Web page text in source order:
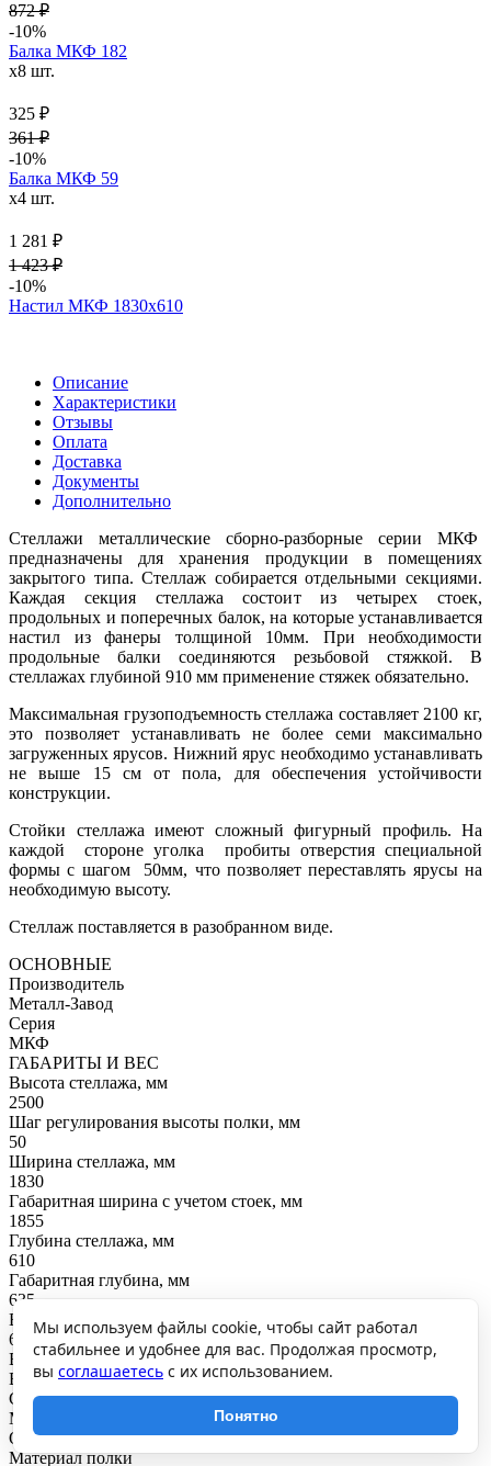
872 ₽
-10%
Балка МКФ 182
x8 шт.
325 ₽
361 ₽
-10%
Балка МКФ 59
x4 шт.
1 281 ₽
1 423 ₽
-10%
Настил МКФ 1830х610
Описание
Характеристики
Отзывы
Оплата
Доставка
Документы
Дополнительно
Стеллажи металлические сборно-разборные серии МКФ
предназначены для хранения продукции в помещениях
закрытого типа. Стеллаж собирается отдельными секциями.
Каждая секция стеллажа состоит из четырех стоек,
продольных и поперечных балок, на которые устанавливается
настил из фанеры толщиной 10мм. При необходимости
продольные балки соединяются резьбовой стяжкой. В
стеллажах глубиной 910 мм применение стяжек обязательно.
Максимальная грузоподъемность стеллажа составляет 2100 кг,
это позволяет устанавливать не более семи максимально
загруженных ярусов. Нижний ярус необходимо устанавливать
не выше 15 см от пола, для обеспечения устойчивости
конструкции.
Стойки стеллажа имеют сложный фигурный профиль. На
каждой стороне уголка пробиты отверстия специальной
формы с шагом 50мм, что позволяет переставлять ярусы на
необходимую высоту.
Стеллаж поставляется в разобранном виде.
ОСНОВНЫЕ
Производитель
Металл-Завод
Серия
МКФ
ГАБАРИТЫ И ВЕС
Высота стеллажа, мм
2500
Шаг регулирования высоты полки, мм
50
Ширина стеллажа, мм
1830
Габаритная ширина с учетом стоек, мм
1855
Глубина стеллажа, мм
610
Габаритная глубина, мм
635
Вес, кг
63.68
ВНУТРЕННЕЕ НАПОЛНЕНИЕ
Вид полки
Сплошная
Материал балок
Окаршенная сталь
Материал полки
Мы используем файлы cookie, чтобы сайт работал
стабильнее и удобнее для вас. Продолжая просмотр,
вы соглашаетесь с их использованием.
Понятно